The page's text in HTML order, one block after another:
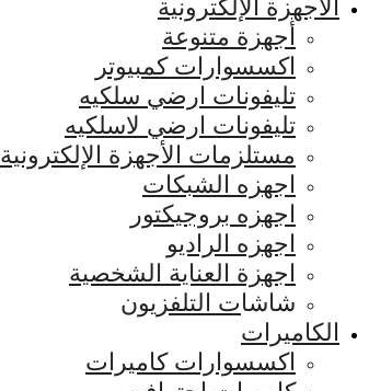
الأجهزة الإلكترونية
أجهزة متنوعة
اكسسوارات كمبيوتر
تليفونات ارضي سلكيه
تليفونات ارضي لاسلكيه
مستلزمات الأجهزة الإلكترونية
اجهزه الشبكات
اجهزه بروجيكتور
اجهزه الراديو
اجهزة العناية الشخصية
شاشات التلفزيون
الكاميرات
اكسسوارات كاميرات